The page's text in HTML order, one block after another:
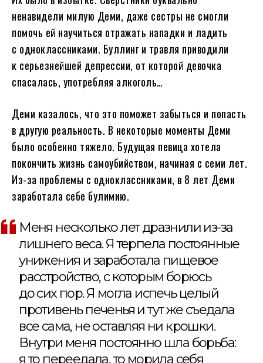
ненавидели милую Деми, даже сестры не смогли
помочь ей научиться отражать нападки и ладить
с одноклассниками. Буллинг и травля приводили
к серьезнейшей депрессии, от которой девочка
спасалась, употребляя алкоголь…
Деми казалось, что это поможет забыться и попасть
в другую реальность. В некоторые моменты Деми
было особенно тяжело. Будущая певица хотела
покончить жизнь самоубийством, начиная с семи лет.
Из-за проблемы с одноклассниками, в 8 лет Деми
заработала себе булимию.
Меня несколько лет дразнили из-за
лишнего веса. Я терпела постоянные
унижения и заработала пищевое
расстройство, с которым борюсь
до сих пор. Я могла испечь целый
противень печенья и тут же съедала
все сама, не оставляя ни крошки.
Внутри меня постоянно шла борьба:
я то переедала, то морила себя